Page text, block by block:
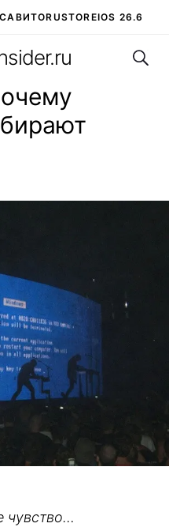
АВИТОRUSTOREIOS 26.6
ЧАТ В ROBLOX
чувство…